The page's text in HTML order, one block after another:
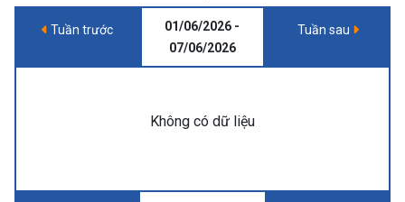
Tuần trước
01/06/2026 -
07/06/2026
Tuần sau
Không có dữ liệu